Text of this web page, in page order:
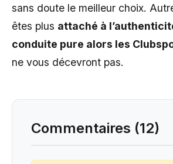
sans doute le meilleur choix.
êtes plus attaché à
conduite pure alors les
ne vous décevront pas.
Commentaires (12)